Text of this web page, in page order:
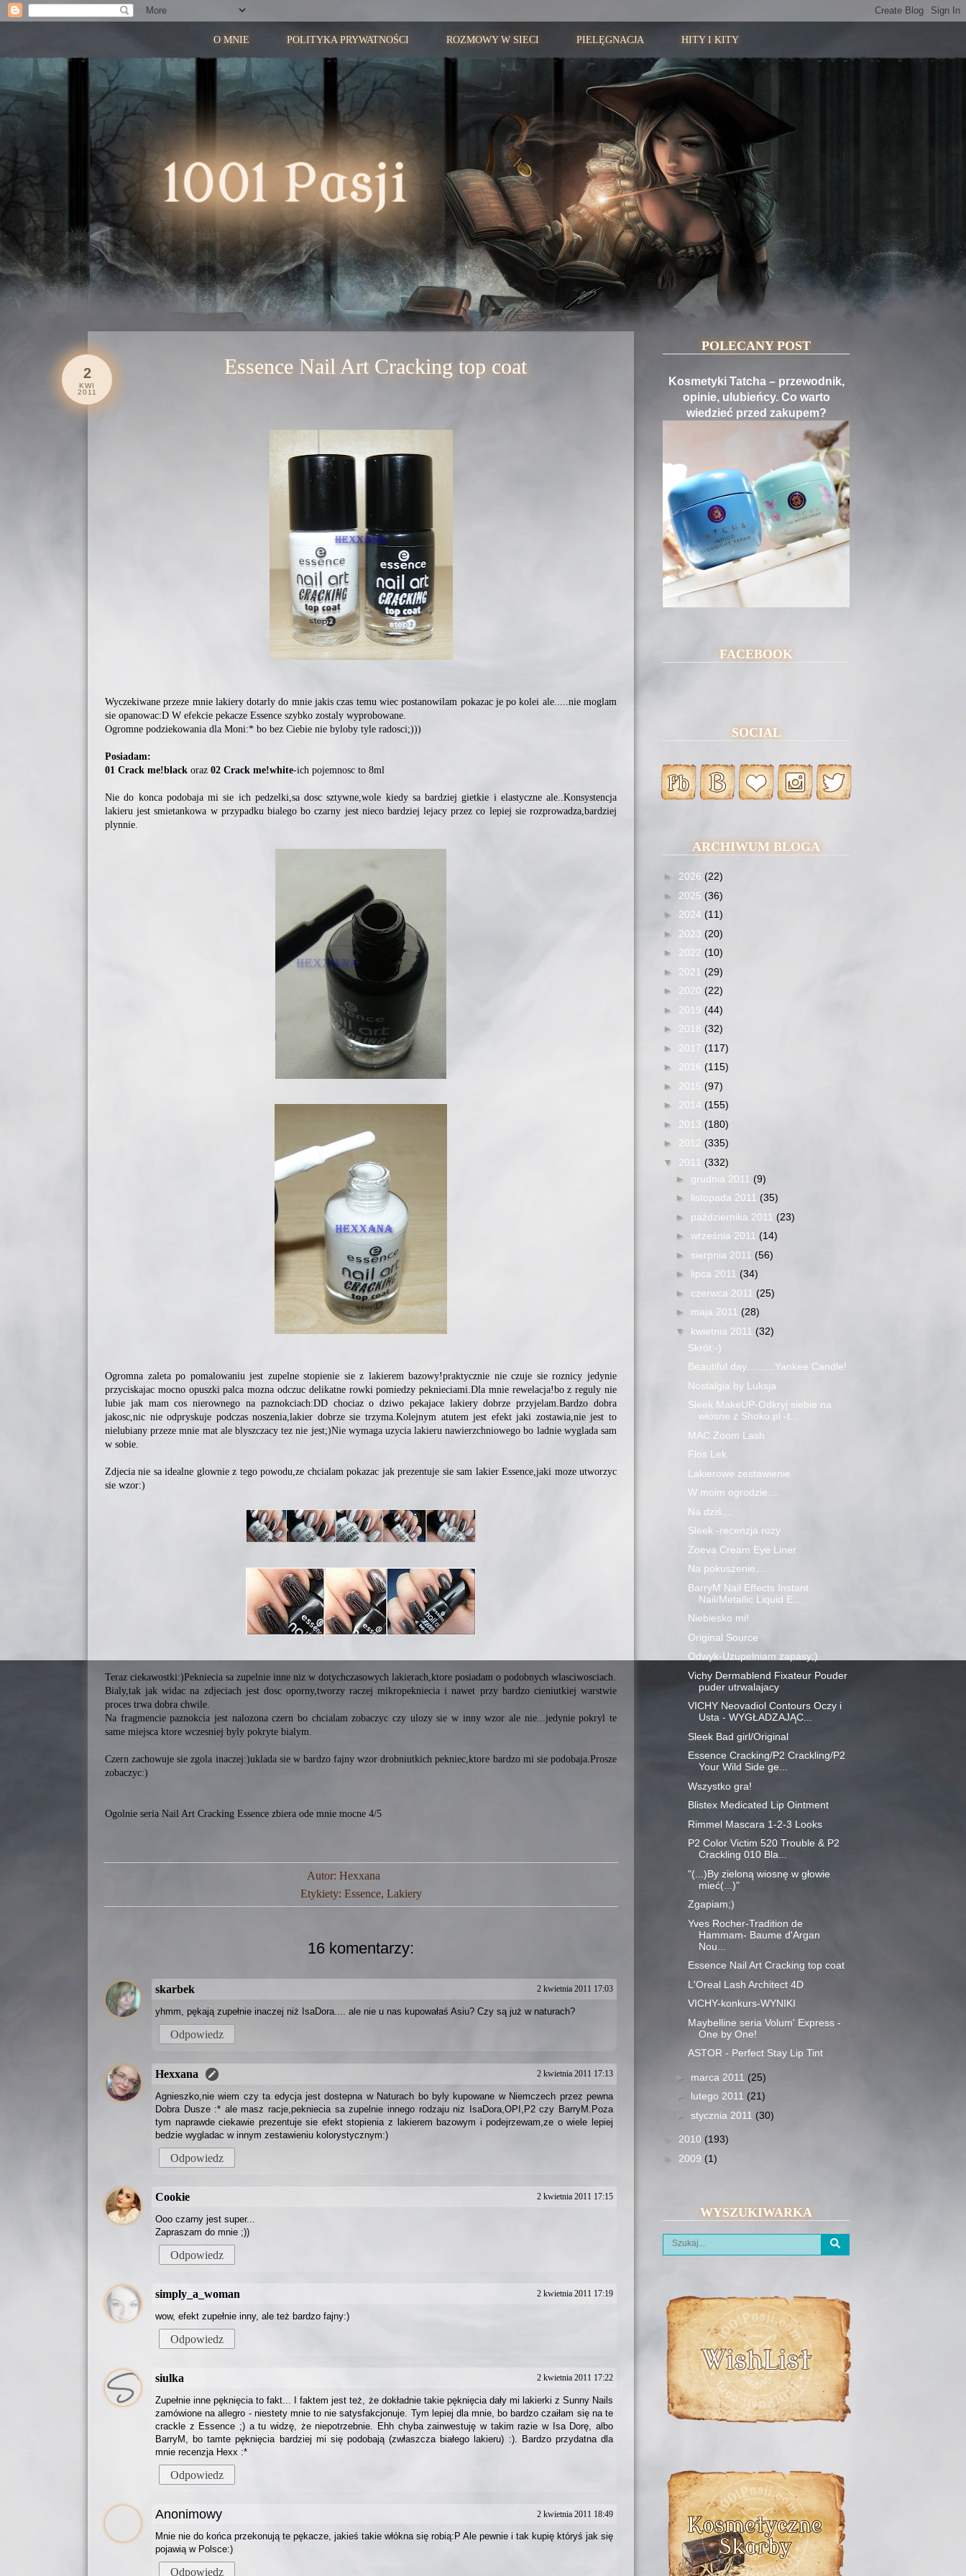
O MNIE POLITYKA PRYWATNOŚCI ROZMOWY W SIECI PIELĘGNACJA HITY I KITY
2
KWI
2011
Essence Nail Art Cracking top coat
Wyczekiwane przeze mnie lakiery dotarly do mnie jakis czas temu wiec postanowilam pokazac je po kolei ale.....nie moglam
sie opanowac:D W efekcie pekacze Essence szybko zostaly wyprobowane.
Ogromne podziekowania dla Moni:* bo bez Ciebie nie byloby tyle radosci;)))
Posiadam:
01 Crack me!black oraz 02 Crack me!white-ich pojemnosc to 8ml
Nie do konca podobaja mi sie ich pedzelki,sa dosc sztywne,wole kiedy sa bardziej gietkie i elastyczne ale..Konsystencja
lakieru jest smietankowa w przypadku bialego bo czarny jest nieco bardziej lejacy przez co lepiej sie rozprowadza,bardziej
plynnie.
Ogromna zaleta po pomalowaniu jest zupelne stopienie sie z lakierem bazowy!praktycznie nie czuje sie roznicy jedynie
przyciskajac mocno opuszki palca mozna odczuc delikatne rowki pomiedzy peknieciami.Dla mnie rewelacja!bo z reguly nie
lubie jak mam cos nierownego na paznokciach:DD chociaz o dziwo pekajace lakiery dobrze przyjelam.Bardzo dobra
jakosc,nic nie odpryskuje podczas noszenia,lakier dobrze sie trzyma.Kolejnym atutem jest efekt jaki zostawia,nie jest to
nielubiany przeze mnie mat ale blyszczacy tez nie jest;)Nie wymaga uzycia lakieru nawierzchniowego bo ladnie wyglada sam
w sobie.
Zdjecia nie sa idealne glownie z tego powodu,ze chcialam pokazac jak prezentuje sie sam lakier Essence,jaki moze utworzyc
sie wzor:)
Teraz ciekawostki:)Pekniecia sa zupelnie inne niz w dotychczasowych lakierach,ktore posiadam o podobnych wlasciwosciach.
Bialy,tak jak widac na zdjeciach jest dosc oporny,tworzy raczej mikropekniecia i nawet przy bardzo cieniutkiej warstwie
proces trwa dobra chwile.
Na fragmencie paznokcia jest nalozona czern bo chcialam zobaczyc czy ulozy sie w inny wzor ale nie...jedynie pokryl te
same miejsca ktore wczesniej byly pokryte bialym.
Czern zachowuje sie zgola inaczej:)uklada sie w bardzo fajny wzor drobniutkich pekniec,ktore bardzo mi sie podobaja.Prosze
zobaczyc:)
Ogolnie seria Nail Art Cracking Essence zbiera ode mnie mocne 4/5
Autor: Hexxana
Etykiety: Essence, Lakiery
16 komentarzy:
skarbek 2 kwietnia 2011 17:03
yhmm, pękają zupełnie inaczej niż IsaDora.... ale nie u nas kupowałaś Asiu? Czy są już w naturach?
Odpowiedz
Hexxana 2 kwietnia 2011 17:13
Agnieszko,nie wiem czy ta edycja jest dostepna w Naturach bo byly kupowane w Niemczech przez pewna
Dobra Dusze :* ale masz racje,pekniecia sa zupelnie innego rodzaju niz IsaDora,OPI,P2 czy BarryM.Poza
tym naprawde ciekawie prezentuje sie efekt stopienia z lakierem bazowym i podejrzewam,ze o wiele lepiej
bedzie wygladac w innym zestawieniu kolorystycznym:)
Odpowiedz
Cookie 2 kwietnia 2011 17:15
Ooo czarny jest super...
Zapraszam do mnie ;))
Odpowiedz
simply_a_woman 2 kwietnia 2011 17:19
wow, efekt zupełnie inny, ale też bardzo fajny:)
Odpowiedz
siulka 2 kwietnia 2011 17:22
Zupełnie inne pęknięcia to fakt... I faktem jest też, że dokładnie takie pęknięcia dały mi lakierki z Sunny Nails
zamówione na allegro - niestety mnie to nie satysfakcjonuje. Tym lepiej dla mnie, bo bardzo czaiłam się na te
crackle z Essence ;) a tu widzę, że niepotrzebnie. Ehh chyba zainwestuję w takim razie w Isa Dorę, albo
BarryM, bo tamte pęknięcia bardziej mi się podobają (zwłaszcza białego lakieru) :). Bardzo przydatna dla
mnie recenzja Hexx :*
Odpowiedz
Anonimowy 2 kwietnia 2011 18:49
Mnie nie do końca przekonują te pękacze, jakieś takie włókna się robią:P Ale pewnie i tak kupię któryś jak się
pojawią w Polsce:)
Odpowiedz
POLECANY POST
Kosmetyki Tatcha – przewodnik,
opinie, ulubieńcy. Co warto
wiedzieć przed zakupem?
FACEBOOK
SOCIAL
ARCHIWUM BLOGA
► 2026 (22)
► 2025 (36)
► 2024 (11)
► 2023 (20)
► 2022 (10)
► 2021 (29)
► 2020 (22)
► 2019 (44)
► 2018 (32)
► 2017 (117)
► 2016 (115)
► 2015 (97)
► 2014 (155)
► 2013 (180)
► 2012 (335)
▼ 2011 (332)
► grudnia 2011 (9)
► listopada 2011 (35)
► października 2011 (23)
► września 2011 (14)
► sierpnia 2011 (56)
► lipca 2011 (34)
► czerwca 2011 (25)
► maja 2011 (28)
▼ kwietnia 2011 (32)
Skrót:-)
Beautiful day..........Yankee Candle!
Nostalgia by Luksja
Sleek MakeUP-Odkryj siebie na
wiosne z Shoko.pl -t...
MAC Zoom Lash
Flos Lek
Lakierowe zestawienie
W moim ogrodzie....
Na dziś....
Sleek -recenzja rozy
Zoeva Cream Eye Liner
Na pokuszenie....
BarryM Nail Effects Instant
Nail/Metallic Liquid E...
Niebiesko mi!
Original Source
Odwyk-Uzupelniam zapasy;)
Vichy Dermablend Fixateur Pouder
puder utrwalajacy
VICHY Neovadiol Contours Oczy i
Usta - WYGŁADZAJĄC...
Sleek Bad girl/Original
Essence Cracking/P2 Crackling/P2
Your Wild Side ge...
Wszystko gra!
Blistex Medicated Lip Ointment
Rimmel Mascara 1-2-3 Looks
P2 Color Victim 520 Trouble & P2
Crackling 010 Bla...
"(...)By zieloną wiosnę w głowie
mieć(...)"
Zgapiam;)
Yves Rocher-Tradition de
Hammam- Baume d'Argan
Nou...
Essence Nail Art Cracking top coat
L'Oreal Lash Architect 4D
VICHY-konkurs-WYNIKI
Maybelline seria Volum' Express -
One by One!
ASTOR - Perfect Stay Lip Tint
► marca 2011 (25)
lutego 2011 (21)
stycznia 2011 (30)
2010 (193)
2009 (1)
WYSZUKIWARKA